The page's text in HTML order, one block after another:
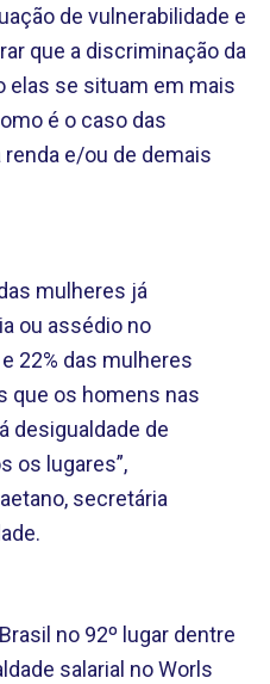
de vulnerabilidade e
que a discriminação da
elas se situam em mais
é o caso das
e/ou de demais
mulheres já
ou assédio no
22% das mulheres
que os homens nas
desigualdade de
os lugares”,
secretária
no 92º lugar dentre
salarial no Worls